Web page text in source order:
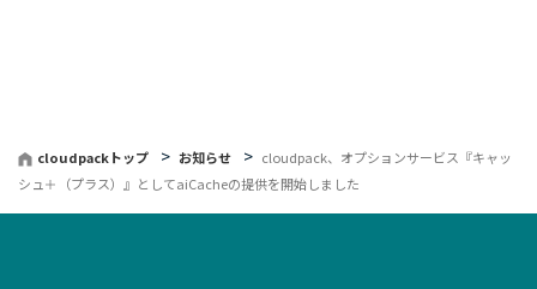
cloudpackトップ お知らせ
cloudpack、オプションサービス『キャッ
シュ＋（プラス）』としてaiCacheの提供を開始しました